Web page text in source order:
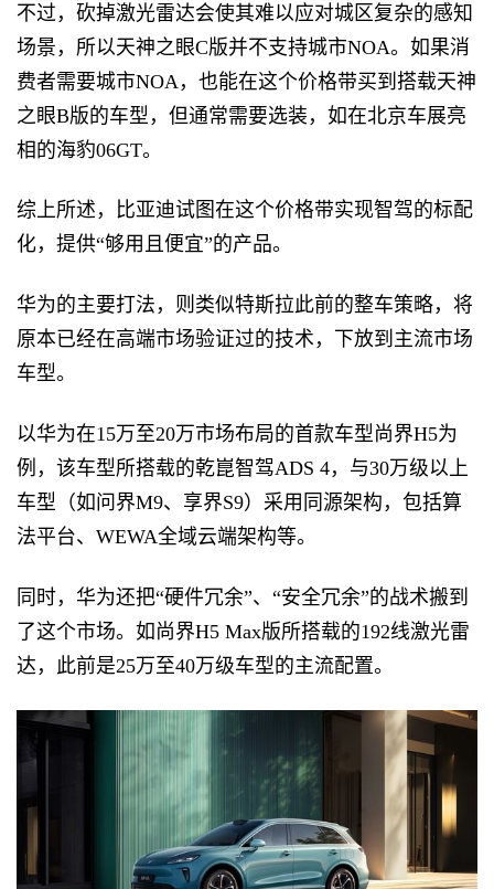
不过，砍掉激光雷达会使其难以应对城区复杂的感知
场景，所以天神之眼C版并不支持城市NOA。如果消
费者需要城市NOA，也能在这个价格带买到搭载天神
之眼B版的车型，但通常需要选装，如在北京车展亮
相的海豹06GT。
综上所述，比亚迪试图在这个价格带实现智驾的标配
化，提供“够用且便宜”的产品。
华为的主要打法，则类似特斯拉此前的整车策略，将
原本已经在高端市场验证过的技术，下放到主流市场
车型。
以华为在15万至20万市场布局的首款车型尚界H5为
例，该车型所搭载的乾崑智驾ADS 4，与30万级以上
车型（如问界M9、享界S9）采用同源架构，包括算
法平台、WEWA全域云端架构等。
同时，华为还把“硬件冗余”、“安全冗余”的战术搬到
了这个市场。如尚界H5 Max版所搭载的192线激光雷
达，此前是25万至40万级车型的主流配置。